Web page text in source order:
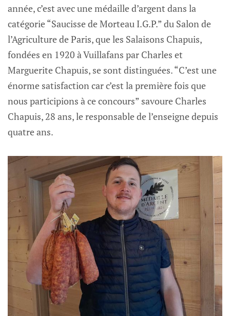
année, c’est avec une médaille d’argent dans la
catégorie “Saucisse de Morteau I.G.P.” du Salon de
l’Agriculture de Paris, que les Salaisons Chapuis,
fondées en 1920 à Vuillafans par Charles et
Marguerite Chapuis, se sont distinguées. “C’est une
énorme satisfaction car c’est la première fois que
nous participions à ce concours” savoure Charles
Chapuis, 28 ans, le responsable de l’enseigne depuis
quatre ans.